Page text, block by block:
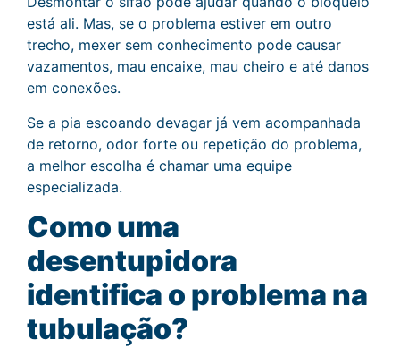
está ali. Mas, se o problema estiver em outro
trecho, mexer sem conhecimento pode causar
vazamentos, mau encaixe, mau cheiro e até danos
em conexões.
Se a pia escoando devagar já vem acompanhada
de retorno, odor forte ou repetição do problema,
a melhor escolha é chamar uma equipe
especializada.
Como uma
desentupidora
identifica o problema na
tubulação?